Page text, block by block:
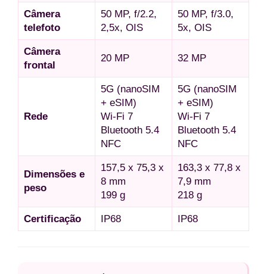
Câmera
telefoto
50 MP, f/2.2,
2,5x, OIS
50 MP, f/3.0,
5x, OIS
Câmera
frontal
20 MP 32 MP
Rede
5G (nanoSIM
+ eSIM)
Wi-Fi 7
Bluetooth 5.4
NFC
5G (nanoSIM
+ eSIM)
Wi-Fi 7
Bluetooth 5.4
NFC
Dimensões e
peso
157,5 x 75,3 x
8 mm
199 g
163,3 x 77,8 x
7,9 mm
218 g
Certificação IP68 IP68